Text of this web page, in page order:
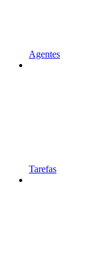
Agentes
Tarefas